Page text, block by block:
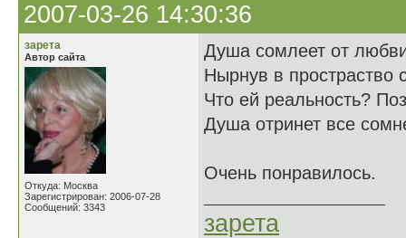
2007-03-26 14:30:36
зарета
Автор сайта
Откуда: Москва
Зарегистрирован: 2006-07-28
Сообщений: 3343
Душа сомлеет от
Нырнув в простраство
Что ей реальность?
Душа отринет все
Очень понравилось.
зарета